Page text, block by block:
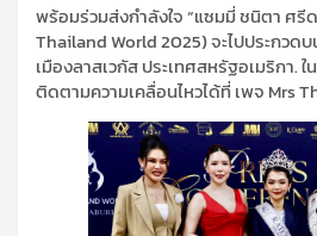
พร้อมร่วมส่งกำลังใจ “แซมมี่ ชนิตา ศรี
Thailand World 2025) จะไปประกวด
เมืองลาสเวกัส ประเทศสหรัฐอเมริกา.
ติดตามความเคลื่อนไหวได้ที่ เพจ Mrs